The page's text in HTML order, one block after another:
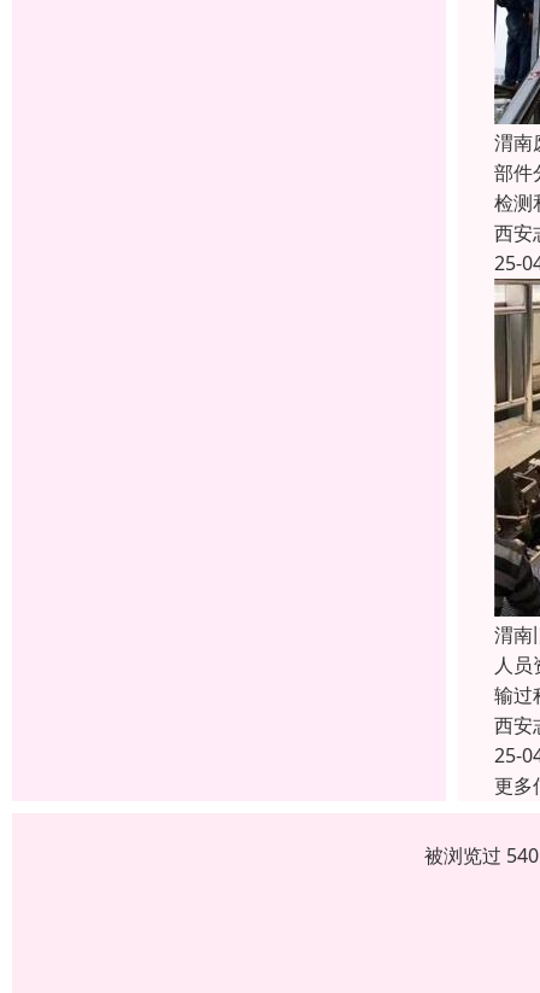
渭南
部件
检测
西安
25-
渭南
人
输过
西安
25-
更多
被浏览过